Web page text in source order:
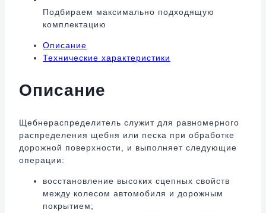
Подбираем максимально подходящую
комплектацию
Описание
Технические характеристики
Описание
Щебнераспределитель служит для равномерного
распределения щебня или песка при обработке
дорожной поверхности, и выполняет следующие
операции:
восстановление высоких сцепных свойств
между колесом автомобиля и дорожным
покрытием;